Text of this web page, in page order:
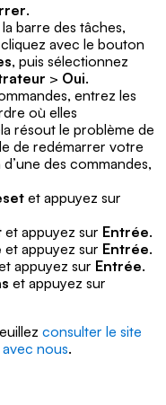
.
barre des tâches,
avec le bouton
, puis sélectionnez
> Oui.
entrez les
où elles
résout le problème de
de redémarrer votre
des commandes,
et appuyez sur
et appuyez sur Entrée.
et appuyez sur Entrée.
appuyez sur Entrée.
et appuyez sur
consulter le site
nous.